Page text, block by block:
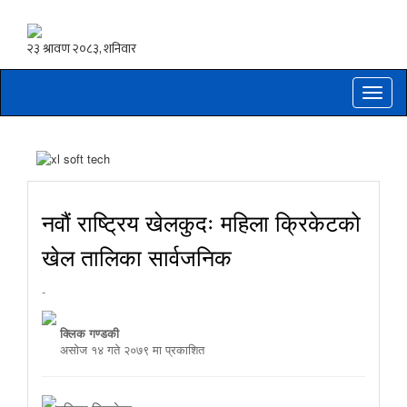
Toggle
नवौं राष्ट्रिय खेलकुदः महिला क्रिकेटको
खेल तालिका सार्वजनिक
-
क्लिक गण्डकी
असाेज १४ गते २०७९ मा प्रकाशित